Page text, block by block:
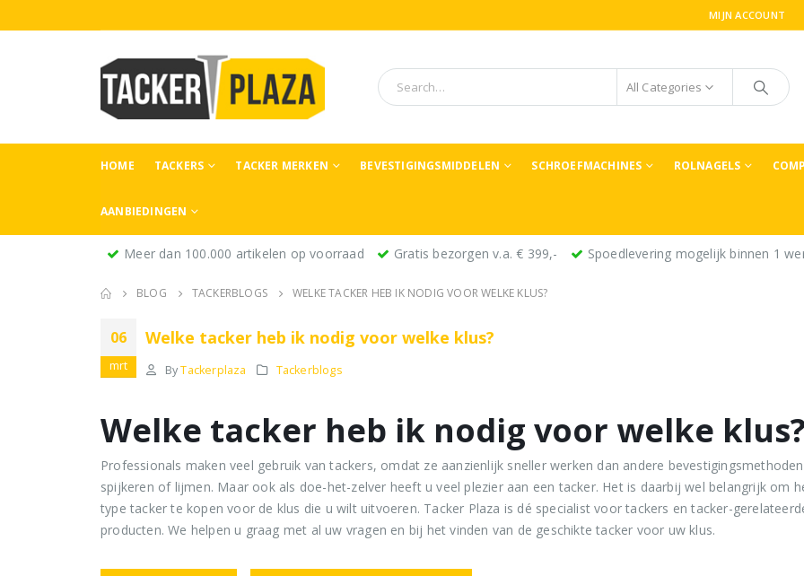
MIJN ACCOUNT
All Categories
HOME TACKERS TACKER MERKEN BEVESTIGINGSMIDDELEN SCHROEFMACHINES ROLNAGELS
AANBIEDINGEN
Meer dan 100.000 artikelen op voorraad Gratis bezorgen v.a. € 399,- Spoedlevering mogelijk binnen 1
BLOG TACKERBLOGS WELKE TACKER HEB IK NODIG VOOR WELKE KLUS?
06
mrt
Welke tacker heb ik nodig voor welke klus?
By Tackerplaza Tackerblogs
Welke tacker heb ik nodig voor welke klus?
Professionals maken veel gebruik van tackers, omdat ze aanzienlijk sneller werken dan andere
spijkeren of lijmen. Maar ook als doe-het-zelver heeft u veel plezier aan een tacker. Het is daarbij wel belangrijk om
type tacker te kopen voor de klus die u wilt uitvoeren. Tacker Plaza is dé specialist voor tackers en tacker-
producten. We helpen u graag met al uw vragen en bij het vinden van de geschikte tacker voor uw klus.